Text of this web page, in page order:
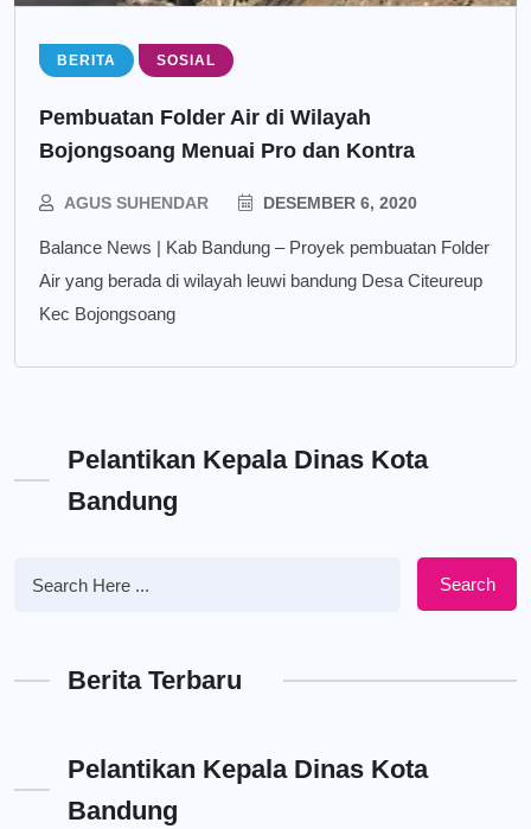
BERITA SOSIAL
Pembuatan Folder Air di Wilayah
Bojongsoang Menuai Pro dan Kontra
AGUS SUHENDAR DESEMBER 6, 2020
Balance News | Kab Bandung – Proyek pembuatan Folder
Air yang berada di wilayah leuwi bandung Desa Citeureup
Kec Bojongsoang
Pelantikan Kepala Dinas Kota
Bandung
Search
Berita Terbaru
Pelantikan Kepala Dinas Kota
Bandung